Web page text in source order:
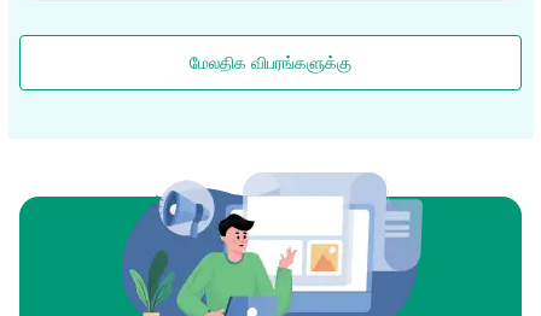
மேலதிக விபரங்களுக்கு